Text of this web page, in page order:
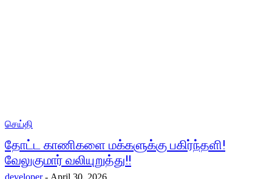
செய்தி
தோட்ட காணிகளை மக்களுக்கு பகிர்ந்தளி!
வேலுகுமார் வலியுறுத்து!!
developer - April 30, 2026